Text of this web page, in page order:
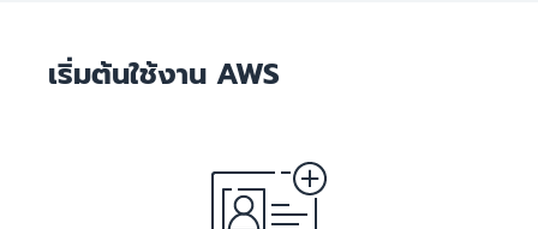
เริ่มต้นใช้งาน AWS